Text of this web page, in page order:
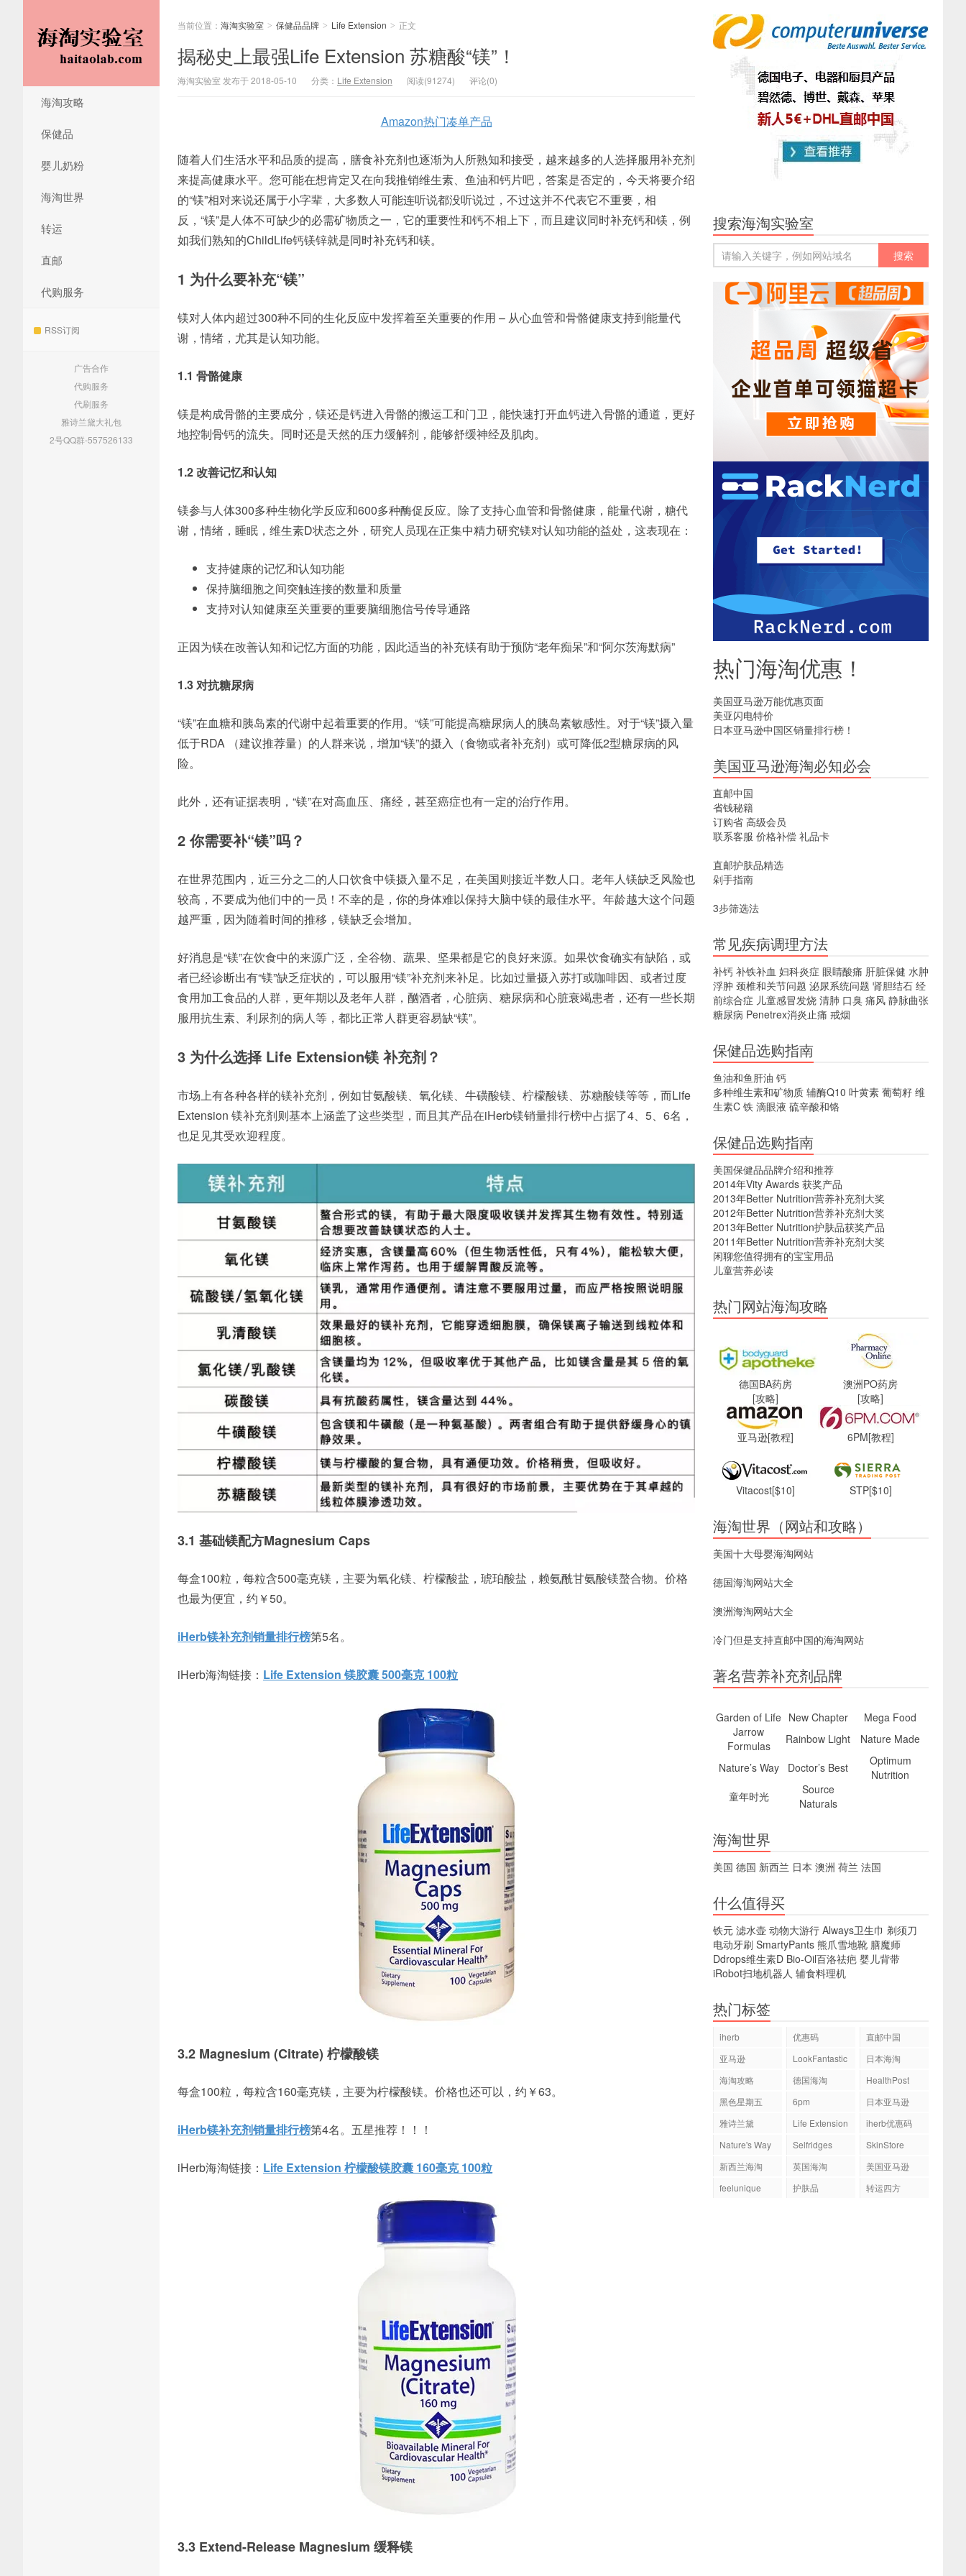
海淘攻略
保健品
婴儿奶粉
海淘世界
转运
直邮
代购服务
RSS订阅
广告合作
代购服务
代刷服务
雅诗兰黛大礼包
2号QQ群-557526133
当前位置： 海淘实验室 > 保健品品牌 > Life Extension > 正文
揭秘史上最强Life Extension 苏糖酸“镁”！
海淘实验室 发布于 2018-05-10 分类： Life Extension 阅读(91274) 评论(0)
Amazon热门凑单产品
随着人们生活水平和品质的提高，膳食补充剂也逐渐为人所熟知和接受，越来越多的人选择服用补充剂
来提高健康水平。您可能在想肯定又在向我推销维生素、鱼油和钙片吧，答案是否定的，今天将要介绍
的“镁”相对来说还属于小字辈，大多数人可能连听说都没听说过，不过这并不代表它不重要，相
反，“镁”是人体不可缺少的必需矿物质之一，它的重要性和钙不相上下，而且建议同时补充钙和镁，例
如我们熟知的ChildLife钙镁锌就是同时补充钙和镁。
1 为什么要补充“镁”
镁对人体内超过300种不同的生化反应中发挥着至关重要的作用 – 从心血管和骨骼健康支持到能量代
谢，情绪，尤其是认知功能。
1.1 骨骼健康
镁是构成骨骼的主要成分，镁还是钙进入骨骼的搬运工和门卫，能快速打开血钙进入骨骼的通道，更好
地控制骨钙的流失。同时还是天然的压力缓解剂，能够舒缓神经及肌肉。
1.2 改善记忆和认知
镁参与人体300多种生物化学反应和600多种酶促反应。除了支持心血管和骨骼健康，能量代谢，糖代
谢，情绪，睡眠，维生素D状态之外，研究人员现在正集中精力研究镁对认知功能的益处，这表现在：
支持健康的记忆和认知功能
保持脑细胞之间突触连接的数量和质量
支持对认知健康至关重要的重要脑细胞信号传导通路
正因为镁在改善认知和记忆方面的功能，因此适当的补充镁有助于预防“老年痴呆”和“阿尔茨海默病”
1.3 对抗糖尿病
“镁”在血糖和胰岛素的代谢中起着重要的作用。“镁”可能提高糖尿病人的胰岛素敏感性。对于“镁”摄入量
低于RDA （建议推荐量）的人群来说，增加“镁”的摄入（食物或者补充剂）或可降低2型糖尿病的风
险。
此外，还有证据表明，“镁”在对高血压、痛经，甚至癌症也有一定的治疗作用。
2 你需要补“镁”吗？
在世界范围内，近三分之二的人口饮食中镁摄入量不足，在美国则接近半数人口。老年人镁缺乏风险也
较高，不要成为他们中的一员！不幸的是，你的身体难以保持大脑中镁的最佳水平。年龄越大这个问题
越严重，因为随着时间的推移，镁缺乏会增加。
好消息是“镁”在饮食中的来源广泛，全谷物、蔬果、坚果都是它的良好来源。如果饮食确实有缺陷，或
者已经诊断出有“镁”缺乏症状的，可以服用“镁”补充剂来补足。比如过量摄入苏打或咖啡因、或者过度
食用加工食品的人群，更年期以及老年人群，酗酒者，心脏病、糖尿病和心脏衰竭患者，还有一些长期
服用抗生素、利尿剂的病人等，都比正常人群更容易缺“镁”。
3 为什么选择 Life Extension镁 补充剂？
市场上有各种各样的镁补充剂，例如甘氨酸镁、氧化镁、牛磺酸镁、柠檬酸镁、苏糖酸镁等等，而Life
Extension 镁补充剂则基本上涵盖了这些类型，而且其产品在iHerb镁销量排行榜中占据了4、5、6名，
也足见其受欢迎程度。
3.1 基础镁配方Magnesium Caps
每盒100粒，每粒含500毫克镁，主要为氧化镁、柠檬酸盐，琥珀酸盐，赖氨酰甘氨酸镁螯合物。价格
也最为便宜，约￥50。
iHerb镁补充剂销量排行榜第5名。
iHerb海淘链接： Life Extension 镁胶囊 500毫克 100粒
3.2 Magnesium (Citrate) 柠檬酸镁
每盒100粒，每粒含160毫克镁，主要为柠檬酸镁。价格也还可以，约￥63。
iHerb镁补充剂销量排行榜第4名。五星推荐！！！
iHerb海淘链接： Life Extension 柠檬酸镁胶囊 160毫克 100粒
3.3 Extend-Release Magnesium 缓释镁
搜索海淘实验室
热门海淘优惠！
美国亚马逊万能优惠页面
美亚闪电特价
日本亚马逊中国区销量排行榜！
美国亚马逊海淘必知必会
直邮中国
省钱秘籍
订购省 高级会员
联系客服 价格补偿 礼品卡
直邮护肤品精选
剁手指南
3步筛选法
常见疾病调理方法
补钙 补铁补血 妇科炎症 眼睛酸痛 肝脏保健 水肿
浮肿 颈椎和关节问题 泌尿系统问题 肾胆结石 经
前综合症 儿童感冒发烧 清肺 口臭 痛风 静脉曲张
糖尿病 Penetrex消炎止痛 戒烟
保健品选购指南
鱼油和鱼肝油 钙
多种维生素和矿物质 辅酶Q10 叶黄素 葡萄籽 维
生素C 铁 滴眼液 硫辛酸和铬
保健品选购指南
美国保健品品牌介绍和推荐
2014年Vity Awards 获奖产品
2013年Better Nutrition营养补充剂大奖
2012年Better Nutrition营养补充剂大奖
2013年Better Nutrition护肤品获奖产品
2011年Better Nutrition营养补充剂大奖
闲聊您值得拥有的宝宝用品
儿童营养必读
热门网站海淘攻略
德国BA药房
[攻略]
澳洲PO药房
[攻略]
亚马逊[教程] 6PM[教程]
Vitacost[$10] STP[$10]
海淘世界（网站和攻略）
美国十大母婴海淘网站
德国海淘网站大全
澳洲海淘网站大全
冷门但是支持直邮中国的海淘网站
著名营养补充剂品牌
Garden of Life New Chapter
Mega Food
Jarrow
Formulas
Rainbow Light
Nature Made
Nature’s Way
Doctor’s Best
Optimum
Nutrition
童年时光
Source
Naturals
海淘世界
美国 德国 新西兰 日本 澳洲 荷兰 法国
什么值得买
铁元 滤水壶 动物大游行 Always卫生巾 剃须刀
电动牙刷 SmartyPants 熊爪雪地靴 膳魔师
Ddrops维生素D Bio-Oil百洛祛疤 婴儿背带
iRobot扫地机器人 辅食料理机
热门标签
iherb 优惠码
直邮中国
亚马逊
LookFantastic
日本海淘
海淘攻略
德国海淘
HealthPost
黑色星期五
6pm
日本亚马逊
雅诗兰黛
Life Extension
iherb优惠码
Nature's Way
Selfridges
SkinStore
新西兰海淘
英国海淘
美国亚马逊
feelunique
护肤品 转运四方